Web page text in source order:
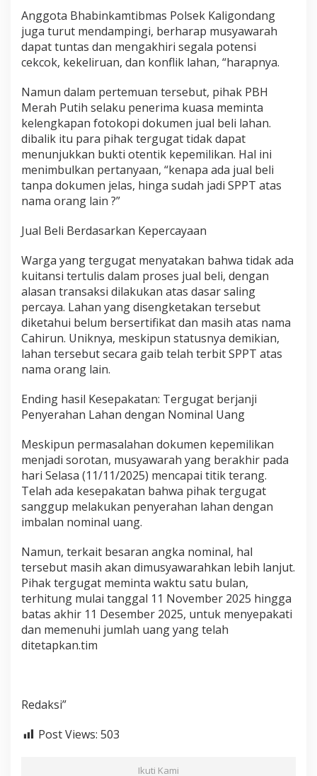
a
,
T
e
r
u
g
a
t
S
e
t
u
e
b
a
y
a
r
G
n
t
u
i
Anggota Bhabinkamtibmas Polsek Kaligondang
juga turut mendampingi, berharap musyawarah
dapat tuntas dan mengakhiri segala potensi
cekcok, kekeliruan, dan konflik lahan, “harapnya.
Namun ​dalam pertemuan tersebut, pihak PBH
Merah Putih selaku penerima kuasa meminta
kelengkapan fotokopi dokumen jual beli lahan.
dibalik itu para pihak tergugat tidak dapat
menunjukkan bukti otentik kepemilikan. Hal ini
menimbulkan pertanyaan, “kenapa ada jual beli
tanpa dokumen jelas, hinga sudah jadi SPPT atas
nama orang lain ?”
​Jual Beli Berdasarkan Kepercayaan
​Warga yang tergugat menyatakan bahwa tidak ada
kuitansi tertulis dalam proses jual beli, dengan
alasan transaksi dilakukan atas dasar saling
percaya. Lahan yang disengketakan tersebut
diketahui belum bersertifikat dan masih atas nama
Cahirun. Uniknya, meskipun statusnya demikian,
lahan tersebut secara gaib telah terbit SPPT atas
nama orang lain.
Ending ​hasil Kesepakatan: Tergugat berjanji
Penyerahan Lahan dengan Nominal Uang
​Meskipun permasalahan dokumen kepemilikan
menjadi sorotan, musyawarah yang berakhir pada
hari Selasa (11/11/2025) mencapai titik terang.
Telah ada kesepakatan bahwa pihak tergugat
sanggup melakukan penyerahan lahan dengan
imbalan nominal uang.
​Namun, terkait besaran angka nominal, hal
tersebut masih akan dimusyawarahkan lebih lanjut.
Pihak tergugat meminta waktu satu bulan,
terhitung mulai tanggal 11 November 2025 hingga
batas akhir 11 Desember 2025, untuk menyepakati
dan memenuhi jumlah uang yang telah
ditetapkan.tim
Redaksi”
Post Views: 503
Ikuti Kami